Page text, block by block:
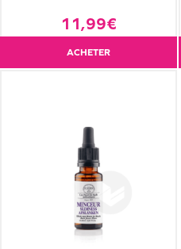
11,99€
ACHETER